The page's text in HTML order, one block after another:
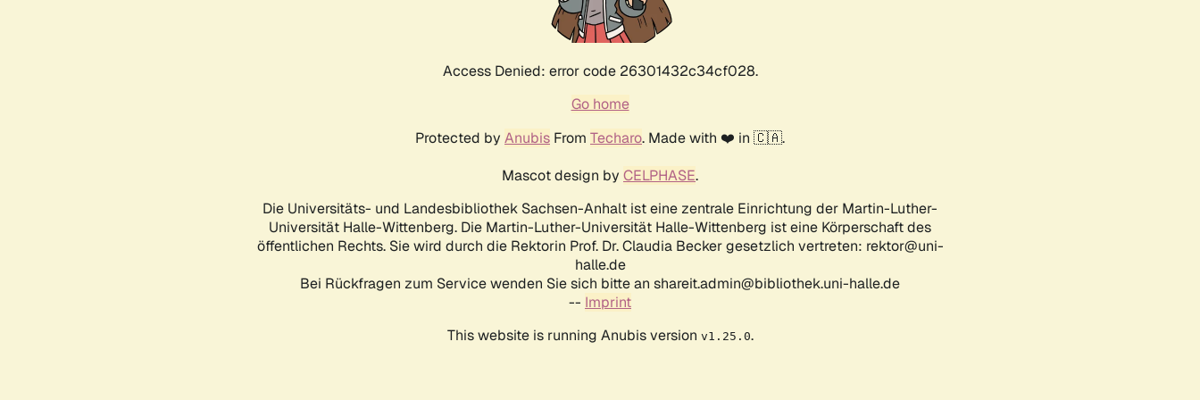
Access Denied: error code 26301432c34cf028.
Go home
Protected by Anubis From Techaro. Made with ❤️ in 🇨🇦.
Mascot design by CELPHASE.
Die Universitäts- und Landesbibliothek Sachsen-Anhalt ist eine zentrale Einrichtung der Martin-Luther-
Universität Halle-Wittenberg. Die Martin-Luther-Universität Halle-Wittenberg ist eine Körperschaft des
öffentlichen Rechts. Sie wird durch die Rektorin Prof. Dr. Claudia Becker gesetzlich vertreten: rektor@uni-
halle.de
Bei Rückfragen zum Service wenden Sie sich bitte an shareit.admin@bibliothek.uni-halle.de
-- Imprint
This website is running Anubis version v1.25.0.